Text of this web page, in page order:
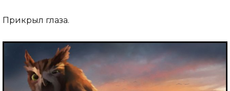
Прикрыл глаза.